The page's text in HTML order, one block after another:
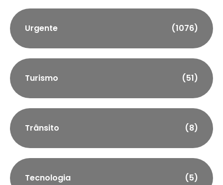
Urgente (1076)
Turismo (51)
Trânsito (8)
Tecnologia (5)